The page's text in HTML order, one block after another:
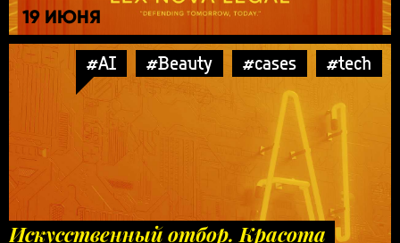
19 ИЮНЯ
#AI #Beauty #cases #tech
Искусственный отбор. Красота